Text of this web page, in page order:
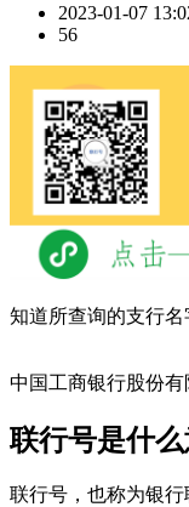
2023-01-07
56
知道所查询的支行名
中国工商银行股份有
联行号是什么
联行号，也称为银